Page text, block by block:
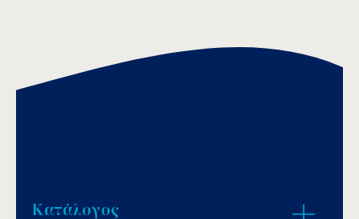
Κατάλογος